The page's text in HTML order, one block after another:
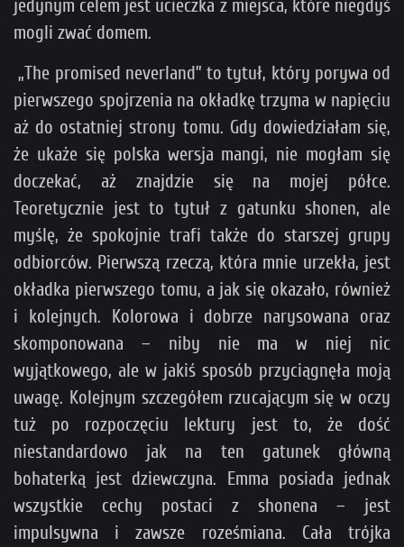
jedynym celem jest ucieczka z miejsca, które niegdyś
mogli zwać domem.
„The promised neverland” to tytuł, który porywa od
pierwszego spojrzenia na okładkę trzyma w napięciu
aż do ostatniej strony tomu. Gdy dowiedziałam się,
że ukaże się polska wersja mangi, nie mogłam się
doczekać, aż znajdzie się na mojej półce.
Teoretycznie jest to tytuł z gatunku shonen, ale
myślę, że spokojnie trafi także do starszej grupy
odbiorców. Pierwszą rzeczą, która mnie urzekła, jest
okładka pierwszego tomu, a jak się okazało, również
i kolejnych. Kolorowa i dobrze narysowana oraz
skomponowana – niby nie ma w niej nic
wyjątkowego, ale w jakiś sposób przyciągnęła moją
uwagę. Kolejnym szczegółem rzucającym się w oczy
tuż po rozpoczęciu lektury jest to, że dość
niestandardowo jak na ten gatunek główną
bohaterką jest dziewczyna. Emma posiada jednak
wszystkie cechy postaci z shonena – jest
impulsywna i zawsze roześmiana. Cała trójka